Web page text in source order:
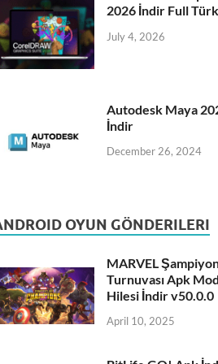
2026 İndir Full
July 4, 2026
Autodesk Maya
İndir
December 26, 2024
OYUN GÖNDERILERI
MARVEL
Turnuvası Apk
Hilesi İndir v50.0.0
April 10, 2025